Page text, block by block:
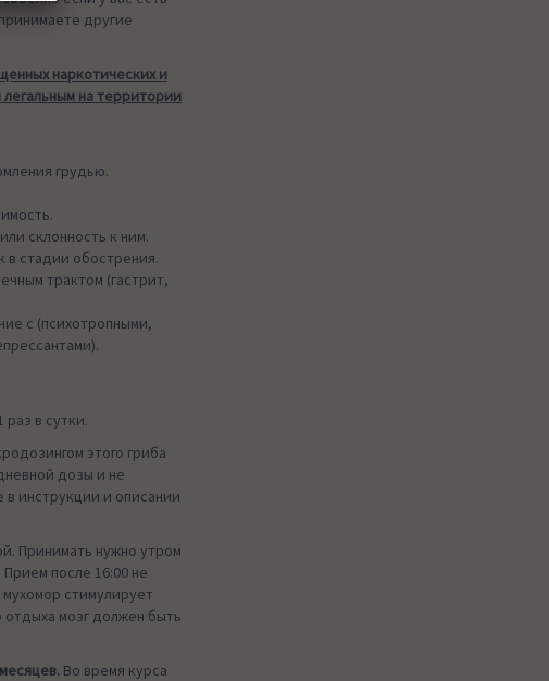
другие
наркотических и
на территории
грудью.
склонность к ним.
в стадии обострения.
трактом (гастрит,
с (психотропными,
в сутки.
этого гриба
дозы и не
инструкции и описании
Принимать нужно утром
после 16:00 не
стимулирует
отдыха мозг должен быть
Во время курса